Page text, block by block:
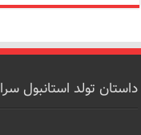
داستان تولد استانبول سرا